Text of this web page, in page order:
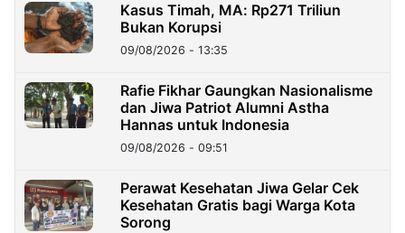
Kasus Timah, MA: Rp271 Triliun
Bukan Korupsi
09/08/2026 - 13:35
Rafie Fikhar Gaungkan Nasionalisme
dan Jiwa Patriot Alumni Astha
Hannas untuk Indonesia
09/08/2026 - 09:51
Perawat Kesehatan Jiwa Gelar Cek
Kesehatan Gratis bagi Warga Kota
Sorong